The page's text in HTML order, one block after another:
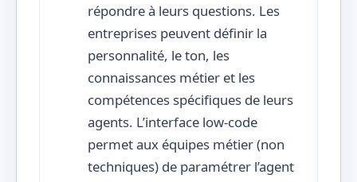
répondre à leurs questions. Les
entreprises peuvent définir la
personnalité, le ton, les
connaissances métier et les
compétences spécifiques de leurs
agents. L’interface low-code
permet aux équipes métier (non
techniques) de paramétrer l’agent